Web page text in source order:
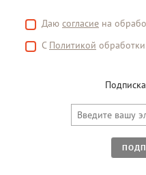
Даю согласие на
С Политикой